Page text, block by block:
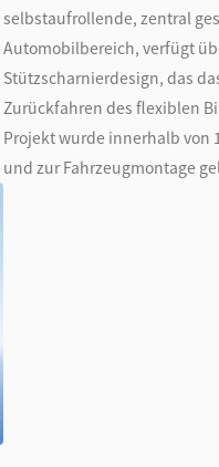
selbstaufrollende, zentral
Automobilbereich, verfügt
Stützscharnierdesign, das
Zurückfahren des flexiblen
Projekt wurde innerhalb von
und zur Fahrzeugmontage